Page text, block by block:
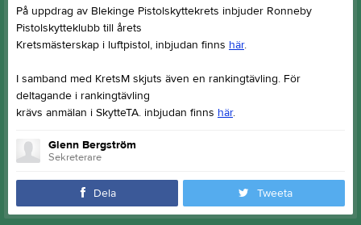
På uppdrag av Blekinge Pistolskyttekrets inbjuder Ronneby
Pistolskytteklubb till årets
Kretsmästerskap i luftpistol, inbjudan finns här.
I samband med KretsM skjuts även en rankingtävling. För
deltagande i rankingtävling
krävs anmälan i SkytteTA. inbjudan finns här.
Glenn Bergström
Sekreterare
Dela Tweeta